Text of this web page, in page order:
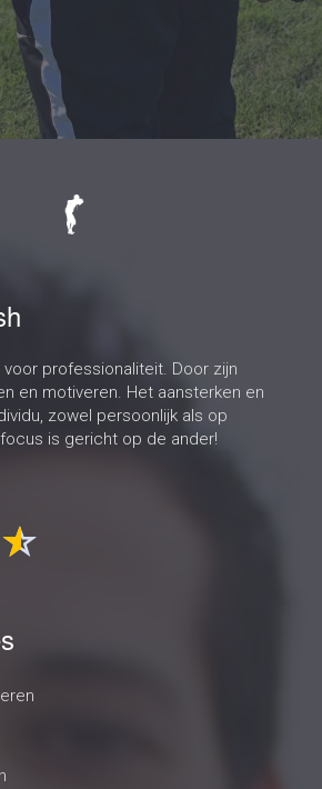
professionaliteit. Door zijn
en motiveren. Het aansterken en
zowel persoonlijk als op
is gericht op de ander!